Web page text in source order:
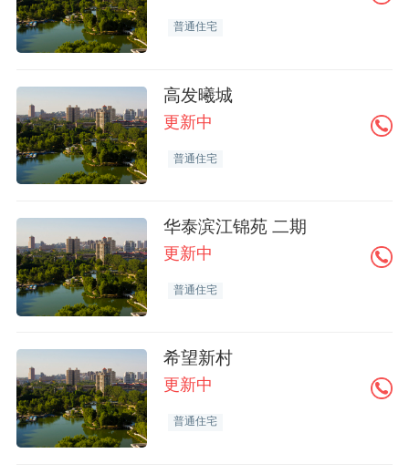
普通住宅
高发曦城
更新中
普通住宅
华泰滨江锦苑 二期
更新中
普通住宅
希望新村
更新中
普通住宅